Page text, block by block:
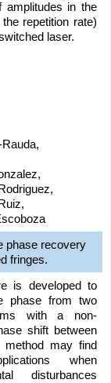
amplitudes in the
repetition rate)
laser.
Rauda,
phase recovery
fringes.
is developed to
phase from two
with a non-
shift between
may find
when
disturbances